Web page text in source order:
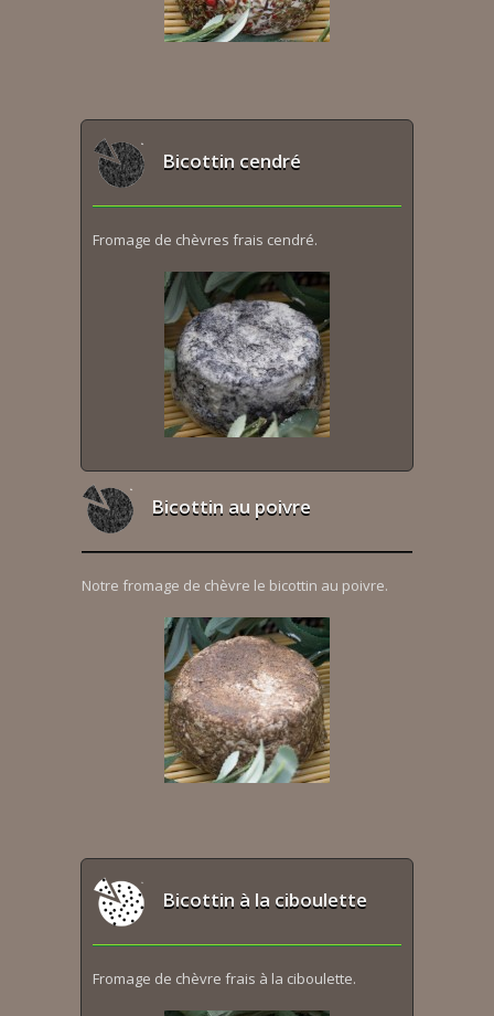
Bicottin cendré
Fromage de chèvres frais cendré.
Bicottin au poivre
Notre fromage de chèvre le bicottin au poivre.
Bicottin à la ciboulette
Fromage de chèvre frais à la ciboulette.